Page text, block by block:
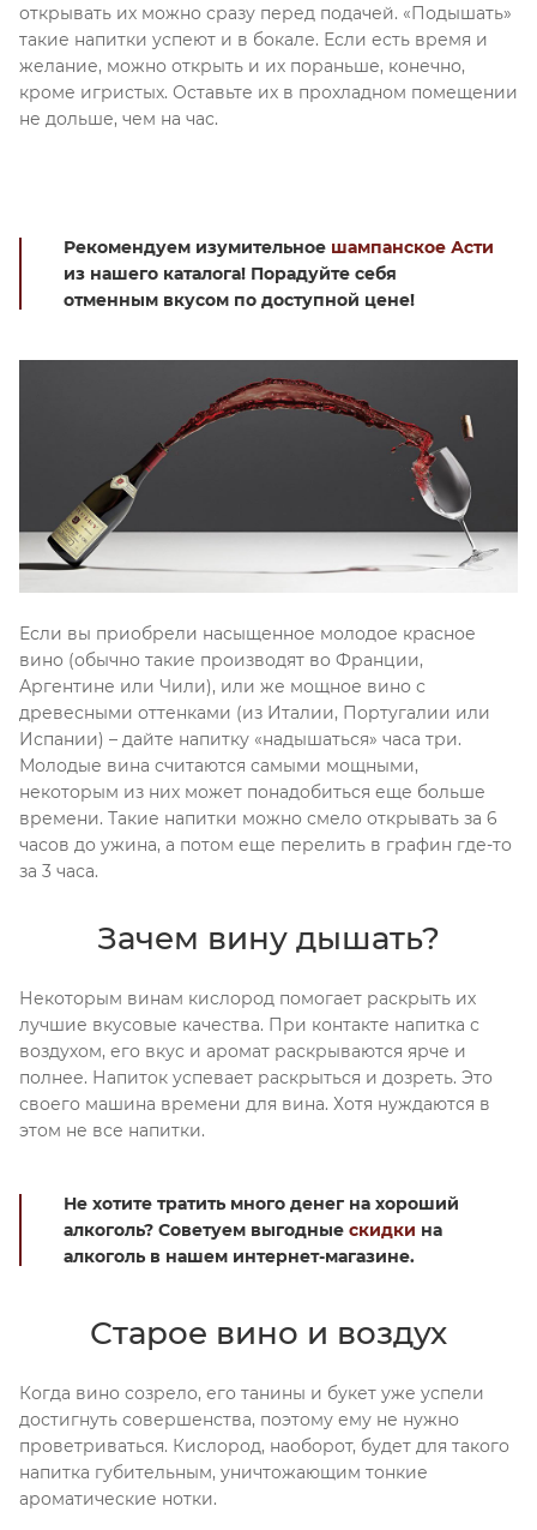
открывать их можно сразу перед подачей. «Подышать»
такие напитки успеют и в бокале. Если есть время и
желание, можно открыть и их пораньше, конечно,
кроме игристых. Оставьте их в прохладном помещении
не дольше, чем на час.
Рекомендуем изумительное шампанское Асти
из нашего каталога! Порадуйте себя
отменным вкусом по доступной цене!
Если вы приобрели насыщенное молодое красное
вино (обычно такие производят во Франции,
Аргентине или Чили), или же мощное вино с
древесными оттенками (из Италии, Португалии или
Испании) – дайте напитку «надышаться» часа три.
Молодые вина считаются самыми мощными,
некоторым из них может понадобиться еще больше
времени. Такие напитки можно смело открывать за 6
часов до ужина, а потом еще перелить в графин где-то
за 3 часа.
Зачем вину дышать?
Некоторым винам кислород помогает раскрыть их
лучшие вкусовые качества. При контакте напитка с
воздухом, его вкус и аромат раскрываются ярче и
полнее. Напиток успевает раскрыться и дозреть. Это
своего машина времени для вина. Хотя нуждаются в
этом не все напитки.
Не хотите тратить много денег на хороший
алкоголь? Советуем выгодные скидки на
алкоголь в нашем интернет-магазине.
Старое вино и воздух
Когда вино созрело, его танины и букет уже успели
достигнуть совершенства, поэтому ему не нужно
проветриваться. Кислород, наоборот, будет для такого
напитка губительным, уничтожающим тонкие
ароматические нотки.